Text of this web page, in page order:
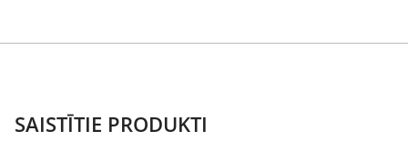
SAISTĪTIE PRODUKTI